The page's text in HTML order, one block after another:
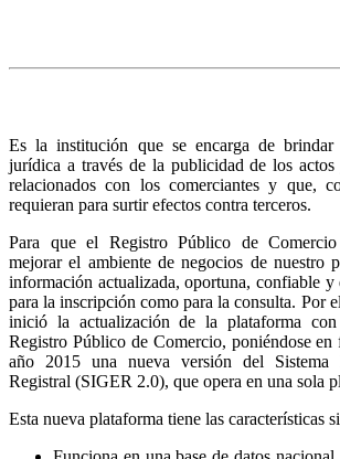
Es la institución que se encarga de brindar
jurídica a través de la publicidad de los actos
relacionados con los comerciantes y que,
requieran para surtir efectos contra terceros.
Para que el Registro Público de
mejorar el ambiente de negocios de nuestro
información actualizada, oportuna, confiable y
para la inscripción como para la consulta. Por
inició la actualización de la plataforma
Registro Público de Comercio, poniéndose en
año 2015 una nueva versión del Sistema
Registral (SIGER 2.0), que opera en una sola
Esta nueva plataforma tiene las características